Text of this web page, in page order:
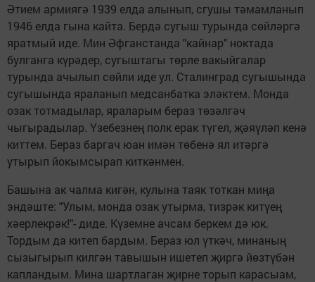
Әтием армиягә 1939 елда алынып, сгушы тәмамланып
1946 елда гына кайта. Бердә сугыш турында сөйләргә
яратмый иде. Мин Әфганстанда "кайнар" ноктада
булганга күрәдер, сугыштагы төрле вакыйгалар
турында ачылып сөйли иде ул. Сталинград сугышында
сугышында яраланып медсанбатка эләктем. Монда
озак тотмадылар, яраларым бераз төзәлгәч
чыгырадылар. Үзебезнең полк ерак түгел, җәяүләп кенә
киттем. Бераз баргач юан имән төбенә ял итәргә
утырып йокымсырап киткәнмен.
Башына ак чалма кигән, кулына таяк тоткан миңа
эндәште: "Улым, монда озак утырма, тизрәк китүең
хәерлекрәк!"- диде. Күземне ачсам беркем дә юк.
Тордым да китеп бардым. Бераз юл үткәч, минаның
сызыгырып килгән тавышын ишетеп җиргә йөзтүбән
капландым. Мина шартлаган җирне торып карасыам,